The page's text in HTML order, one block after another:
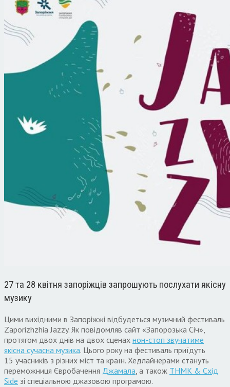
27 та 28 квітня запоріжців запрошують послухати якісну
музику
Цими вихідними в Запоріжжі відбудеться музичний фестиваль
Zaporizhzhia Jazzy. Як повідомляв сайт «Запорозька Січ»,
протягом двох днів на двох сценах нон-стоп звучатиме
якісна сучасна музика. Цього року на фестиваль приїдуть
15 учасників з різних міст та країн. Хедлайнерами стануть
переможниця Євробачення Джамала, а також ТНМК & Схід
Side зі спеціальною джазовою програмою.